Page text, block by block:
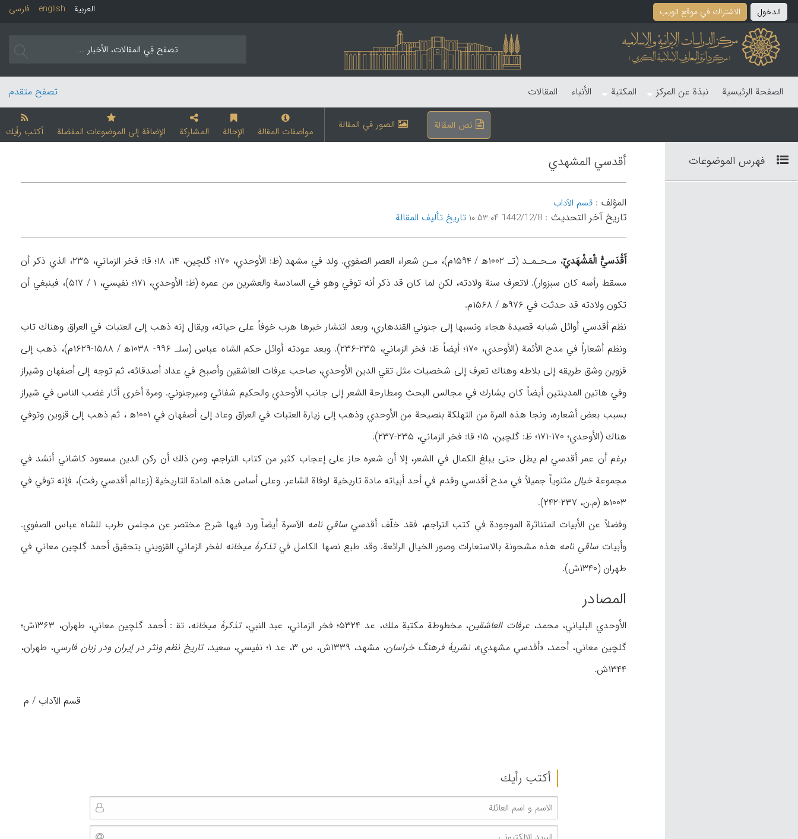
الدخول الاشتراك في موقع الویب فارسی english العربیة
الصفحة الرئیسیة نبذة عن المرکز المکتبة الأنباء المقالات تصفح متقدم
نص المقالة الصور في المقالة مواصفات المقالة الإحالة المشارکة الإضافة إلی الموضوعات المفضلة أکتب رأیك
فهرس الموضوعات أقدسي المشهدي
المؤلف :قسم الآداب
تاریخ آخر التحدیث :1442/12/8 ۱۰:۵۳:۰۴ تاریخ تألیف المقالة
أَقْدَسيُّ الْمَشْهَديّ
، مـحـمـد (تـ ۱۰۰۲ه‍ / ۱۵۹۴م)، مـن شعراء العصر الصفوي. ولد في مشهد (ظ: الأوحدي، ۱۷۰؛ گلچين، ۱۴، ۱۸؛ قا: فخر الزماني، ۲۳۵، الذي ذكر أن
مسقط رأسه كان سبزوار). لاتعرف سنة ولادته، لكن لما كان قد ذكر أنه توفي وهو في السادسة والعشرين من عمره (ظ: الأوحدي، ۱۷۱؛ نفيسي، ۱ / ۵۱۷)، فينبغي أن
تكون ولادته قد حدثت في ۹۷۶ه‍ / ۱۵۶۸م.
نظم أقدسي أوائل شبابه قصيدة هجاء ونسبها إلى جنوني القندهاري، وبعد انتشار خبرها هرب خوفاً على حياته، ويقال إنه ذهب إلى العتبات في العراق وهناك تاب
ونظم أشعاراً في مدح الأئمة (الأوحدي، ۱۷۰؛ أيضاً ظ: فخر الزماني، ۲۳۵-۲۳۶). وبعد عودته أوائل حكم الشاه عباس (سلـ‍ ۹۹۶- ۱۰۳۸ه‍ / ۱۵۸۸-۱۶۲۹م)، ذهب إلى
قزوين وشق طريقه إلى بلاطه وهناك تعرف إلى شخصيات مثل تقي الدين الأوحدي، صاحب عرفات العاشقين وأصبح في عداد أصدقائه، ثم توجه إلى أصفهان وشيراز
وفي هاتين المدينتين أيضاً كان يشارك في مجالس البحث ومطارحة الشعر إلى جانب الأوحدي والحكيم شفائي وميرجنوني. ومرة أخرى أثار غضب الناس في شيراز
بسبب بعض أشعاره، ونجا هذه المرة من التهلكة بنصيحة من الأوحدي وذهب إلى زيارة العتبات في العراق وعاد إلى أصفهان في ۱۰۰۱ه‍ ، ثم ذهب إلى قزوين وتوفي
هناك (الأوحدي؛ ۱۷۰-۱۷۱؛ ظ: گلچين، ۱۵؛ قا: فخر الزماني، ۲۳۵-۲۳۷).
برغم أن عمر أقدسي لم يطل حتى يبلغ الكمال في الشعر، إلا أن شعره حاز على إعجاب كثير من كتاب التراجم، ومن ذلك أن ركن الدين مسعود كاشاني أنشد في
مجموعةخيال مثنوياً جميلاً في مدح أقدسي وقدم في أحد أبياته مادة تاريخية لوفاة الشاعر. وعلى أساس هذه المادة التاريخية (زعالم أقدسي رفت)، فإنه توفي في
۱۰۰۳ه‍ (م.ن، ۲۳۷-۲۴۲).
وفضلاً عن الأبيات المتناثرة الموجودة في كتب التراجم، فقد خلّف أقدسيساقي نامه الآسرة أيضاً ورد فيها شرح مختصر عن مجلس طرب للشاه عباس الصفوي.
وأبياتساقي نامه هذه مشحونة بالاستعارات وصور الخيال الرائعة. وقد طبع نصها الكامل فيتذكرۀ ميخانه لفخر الزماني القزويني بتحقيق أحمد گلچين معاني في
طهران (۱۳۴۰ش).
المصادر
الأوحدي البلياني، محمد، عرفات العاشقين، مخطوطة مكتبة ملك، عد ۵۳۲۴؛ فخر الزماني، عبد النبي، تذكرۀ ميخانه
، تق‍ : أحمد گلچين معاني، طهران، ۱۳۶۳ش؛
گلچين معاني، أحمد، «أقدسي مشهدي»، نشريۀ فرهنگ خراسان، مشهد، ۱۳۳۹ش، س ۳، عد ۱؛ نفيسي، سعيد، تاريخ نظم ونثر در إيران ودر زبان فارسي، طهران،
۱۳۴۴ش.
قسم الآداب / م
أکتب رأیك